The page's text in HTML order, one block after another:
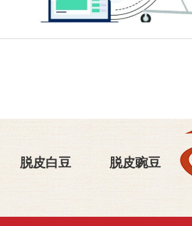
脱皮白豆 脱皮豌豆